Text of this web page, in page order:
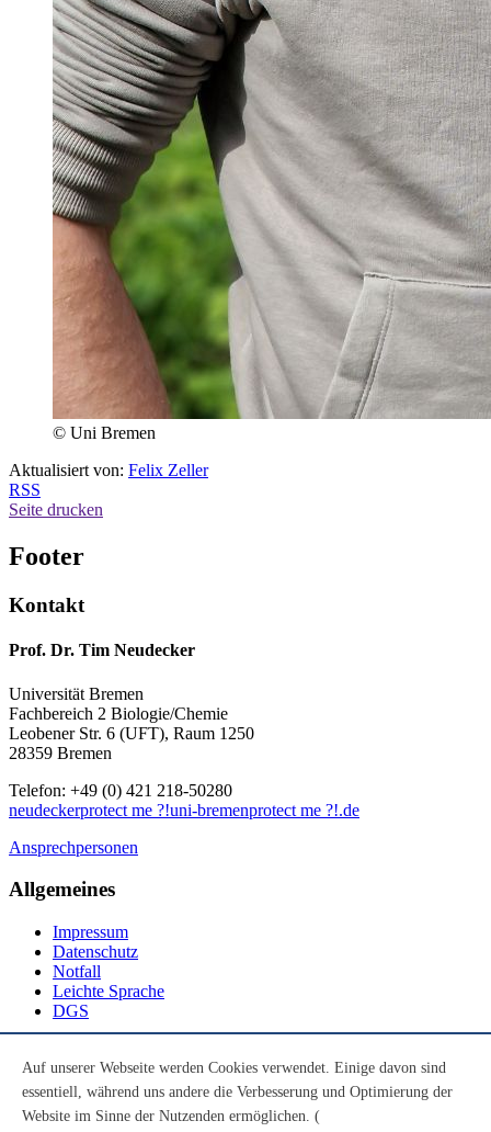
© Uni Bremen
Aktualisiert von: Felix Zeller
RSS
Seite drucken
Footer
Kontakt
Prof. Dr. Tim Neudecker
Universität Bremen
Fachbereich 2 Biologie/Chemie
Leobener Str. 6 (UFT), Raum 1250
28359 Bremen
Telefon: +49 (0) 421 218-50280
neudeckerprotect me ?!uni-bremenprotect me ?!.de
Ansprechpersonen
Allgemeines
Impressum
Datenschutz
Notfall
Leichte Sprache
DGS
Youtube
Instagram
Auf unserer Webseite werden Cookies verwendet. Einige davon sind
essentiell, während uns andere die Verbesserung und Optimierung der
Website im Sinne der Nutzenden ermöglichen. (